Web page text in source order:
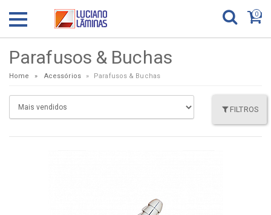
0
Parafusos & Buchas
Home Acessórios Parafusos & Buchas
FILTROS